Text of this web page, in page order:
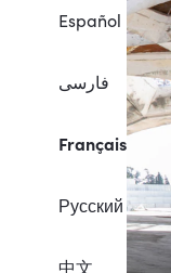
Español
فارسی
Français
Русский
中文